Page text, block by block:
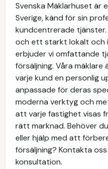
Svenska Mäklarhuset är
Sverige, känd för sin
kundcentrerade
och ett starkt lokalt och
erbjuder vi omfattande
försäljning. Våra
varje kund en personlig
anpassade för deras
moderna verktyg och
att varje fastighet visas
rätt marknad. Behöver
eller hjälp med att
försäljning? Kontakta
konsultation.